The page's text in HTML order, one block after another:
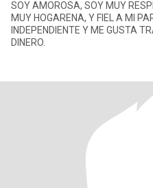
SOY AMOROSA, SOY MUY
MUY HOGARENA, Y FIEL A MI
INDEPENDIENTE Y ME GUSTA
DINERO.